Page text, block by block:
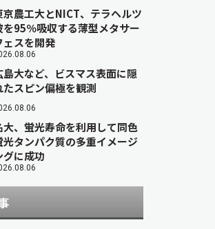
京農工大とNICT、テラヘルツ
を95％吸収する薄型メタサー
ェスを開発
島大など、ビスマス表面に隠
たスピン偏極を観測
大、蛍光寿命を利用して同色
光タンパク質の多重イメージ
グに成功